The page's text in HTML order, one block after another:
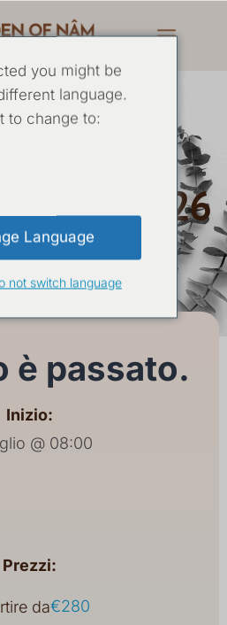
Tempio
Luglio 2026
-12 LUGLIO 2026
è passato.
Inizio:
@ 08:00
Prezzi:
da€280
you might be
language.
to change to:
Language
not switch language